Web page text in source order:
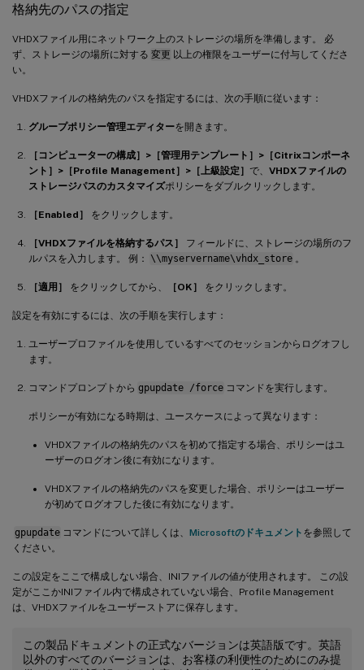
格納先のパスの指定
VHDXファイル用にネットワーク上のストレージの場所を準備します。 必
ず、ストレージの場所に対する 変更 以上の権限をユーザーに付与してくださ
い。
VHDXファイルの格納先のパスを指定するには、次の手順に従います：
グループポリシー管理エディターを開きます。
［コンピューターの構成］>［管理用テンプレート］>［Citrixコンポーネ
ント］>［Profile Management］>［上級設定］ で、 VHDXファイルの
ストレージパスのカスタマイズポリシーをダブルクリックします。
［Enabled］ をクリックします。
［VHDXファイルを格納するパス］
フィールドに、ストレージの場所のフ
ルパスを入力します。 例：
\\myservername\vhdx_store 。
［適用］ をクリックしてから、 ［OK］ をクリックします。
設定を有効にするには、次の手順を実行します：
ユーザープロファイルを使用しているすべてのセッションからログオフし
ます。
コマンドプロンプトから gpupdate /force コマンドを実行します。
ポリシーが有効になる時期は、ユースケースによって異なります：
VHDXファイルの格納先のパスを初めて指定する場合、ポリシーはユ
ーザーのログオン後に有効になります。
VHDXファイルの格納先のパスを変更した場合、ポリシーはユーザー
が初めてログオフした後に有効になります。
gpupdate コマンドについて詳しくは、 Microsoftのドキュメント を参照して
ください。
この設定をここで構成しない場合、INIファイルの値が使用されます。 この設
定がここかINIファイル内で構成されていない場合、Profile Management
は、VHDXファイルをユーザーストアに保存します。
この製品ドキュメントの正式なバージョンは英語版です。英語
以外のすべてのバージョンは、お客様の利便性のためにのみ提